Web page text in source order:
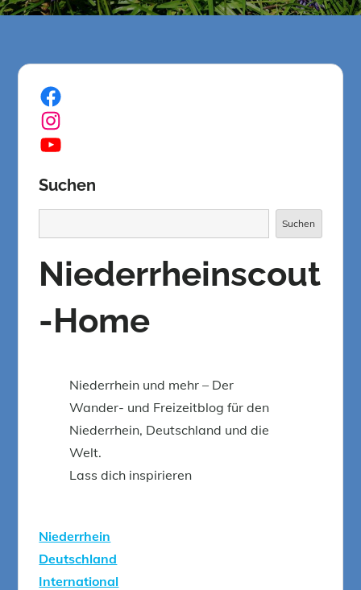
Facebook
Instagram
YouTube
Suchen
Suchen
Niederrheinscout
-Home
Niederrhein und mehr – Der
Wander- und Freizeitblog für den
Niederrhein, Deutschland und die
Welt.
Lass dich inspirieren
Niederrhein
Deutschland
International